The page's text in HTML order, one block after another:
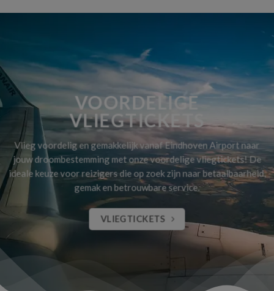
VOORDELIGE
VLIEGTICKETS
Vlieg voordelig en gemakkelijk vanaf Eindhoven Airport naar
jouw droombestemming met onze voordelige vliegtickets! De
ideale keuze voor reizigers die op zoek zijn naar betaalbaarheid,
gemak en betrouwbare service.
VLIEGTICKETS